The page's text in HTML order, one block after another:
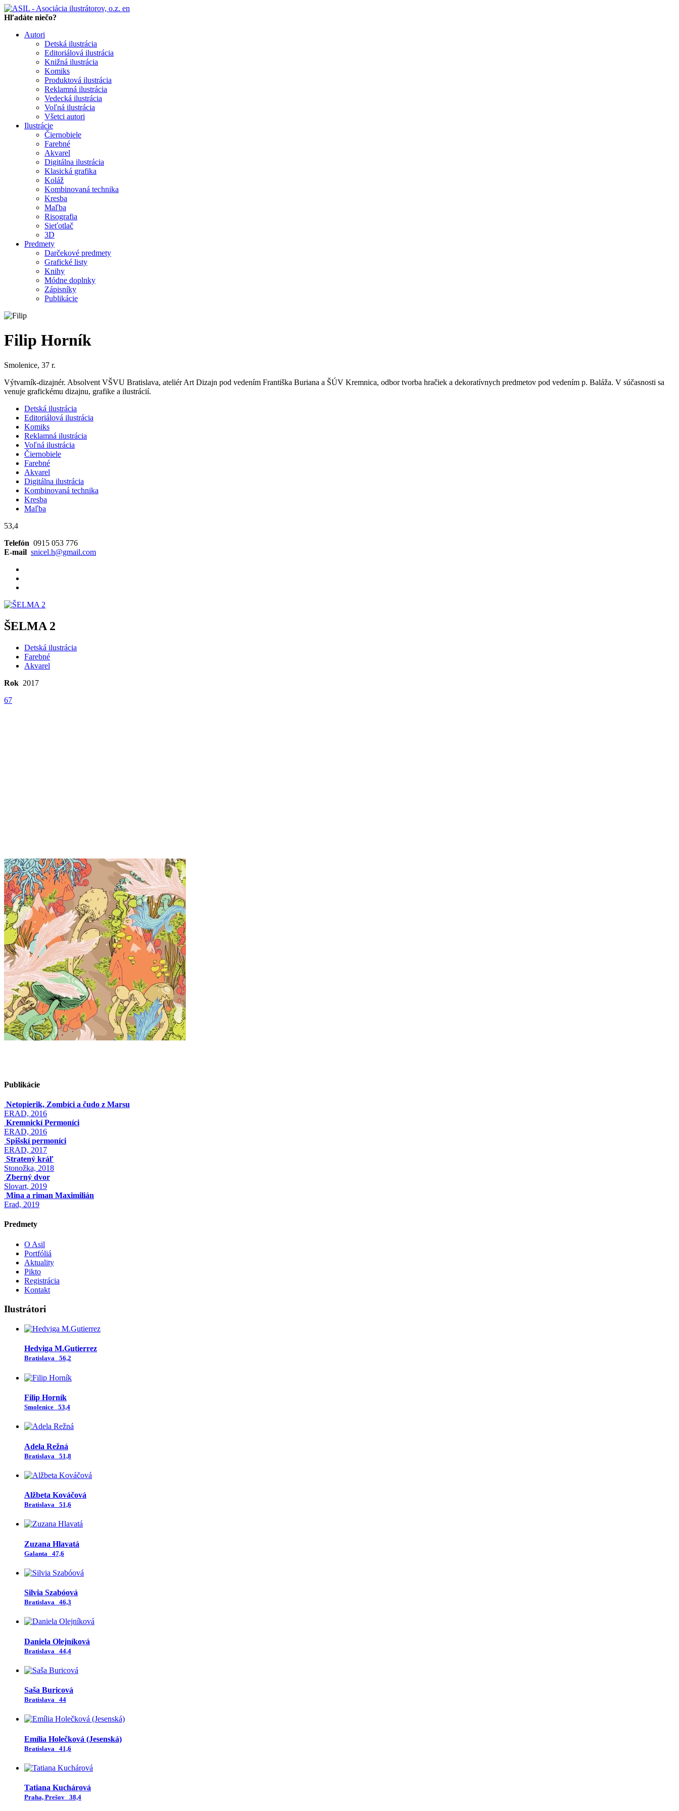
en
Hľadáte niečo?
Autori
Detská ilustrácia
Editoriálová ilustrácia
Knižná ilustrácia
Komiks
Produktová ilustrácia
Reklamná ilustrácia
Vedecká ilustrácia
Voľná ilustrácia
Všetci autori
Ilustrácie
Čiernobiele
Farebné
Akvarel
Digitálna ilustrácia
Klasická grafika
Koláž
Kombinovaná technika
Kresba
Maľba
Risografia
Sieťotlač
3D
Predmety
Darčekové predmety
Grafické listy
Knihy
Módne doplnky
Zápisníky
Publikácie
Filip Horník
Smolenice, 37 r.
Výtvarník-dizajnér. Absolvent VŠVU Bratislava, ateliér Art Dizajn pod vedením Františka Buriana a ŠÚV Kremnica, odbor tvorba hračiek a dekoratívnych predmetov pod vedením p. Baláža. V súčasnosti sa
venuje grafickému dizajnu, grafike a ilustrácií.
Detská ilustrácia
Editoriálová ilustrácia
Komiks
Reklamná ilustrácia
Voľná ilustrácia
Čiernobiele
Farebné
Akvarel
Digitálna ilustrácia
Kombinovaná technika
Kresba
Maľba
53,4
Telefón 0915 053 776
E-mail snicel.h@gmail.com
ŠELMA 2
Detská ilustrácia
Farebné
Akvarel
Rok 2017
67
Publikácie
Netopierik, Zombíci a čudo z Marsu
ERAD, 2016
Kremnickí Permoníci
ERAD, 2016
Spišskí permoníci
ERAD, 2017
Stratený kráľ
Stonožka, 2018
Zberný dvor
Slovart, 2019
Mina a riman Maximilián
Erad, 2019
Predmety
O Asil
Portfóliá
Aktuality
Pikto
Registrácia
Kontakt
Ilustrátori
Hedviga M.Gutierrez
Bratislava 56,2
Filip Horník
Smolenice 53,4
Adela Režná
Bratislava 51,8
Alžbeta Kováčová
Bratislava 51,6
Zuzana Hlavatá
Galanta 47,6
Silvia Szabóová
Bratislava 46,3
Daniela Olejníková
Bratislava 44,4
Saša Buricová
Bratislava 44
Emília Holečková (Jesenská)
Bratislava 41,6
Tatiana Kuchárová
Praha, Prešov 38,4